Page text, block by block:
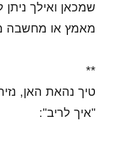
שמכאן ואילך
מאמץ או מחשבה
**
טיך נהאת האן,
"איך לריב":